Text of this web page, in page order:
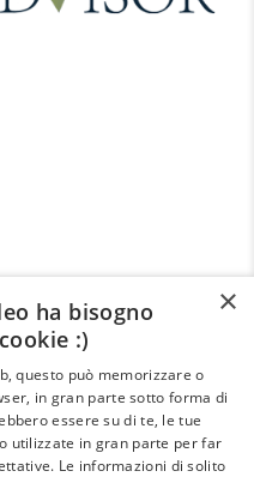
×
ha bisogno
:)
questo può memorizzare o
in gran parte sotto forma di
essere su di te, le tue
utilizzate in gran parte per far
Le informazioni di solito